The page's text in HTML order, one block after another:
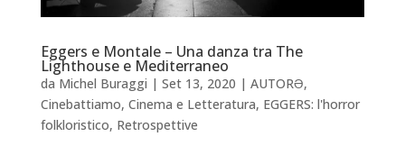
Eggers e Montale – Una danza tra The
Lighthouse e Mediterraneo
da Michel Buraggi | Set 13, 2020 | AUTORƏ,
Cinebattiamo, Cinema e Letteratura, EGGERS: l'horror
folkloristico, Retrospettive